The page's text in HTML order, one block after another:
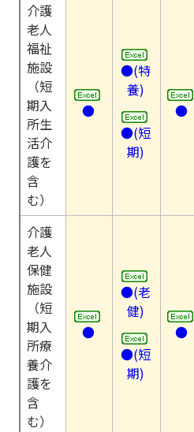
介護
老人
福祉
施設
（短
期入
所生
活介
護を
含
む）
●
●(特
養)
●(短
期)
●
介護
老人
保健
施設
（短
期入
所療
養介
護を
含
む）
●
●(老
健)
●(短
期)
●